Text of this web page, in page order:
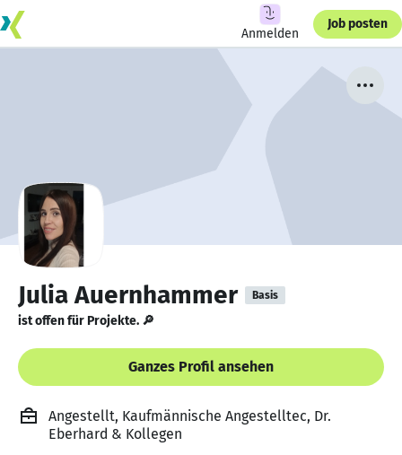
Anmelden
Job posten
Julia Auernhammer Basis
ist offen für Projekte. 🔎
Ganzes Profil ansehen
Angestellt, Kaufmännische Angestelltec, Dr.
Eberhard & Kollegen